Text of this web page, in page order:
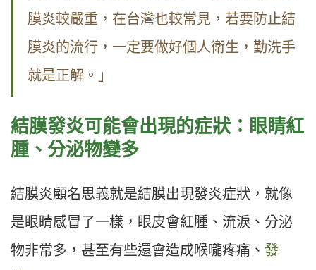
膜炎較嚴重，在台灣也較常見，若要防止結
膜炎的流行，一定要做好個人衛生，勤洗手
就是正解。」
結膜發炎可能會出現的症狀：眼睛紅
腫、分泌物變多
結膜炎顧名思義就是結膜出現發炎症狀，就像
是眼睛感冒了一樣，眼皮會紅腫、流淚、分泌
物非常多，甚至有些還會造成喉嚨疼痛、 發